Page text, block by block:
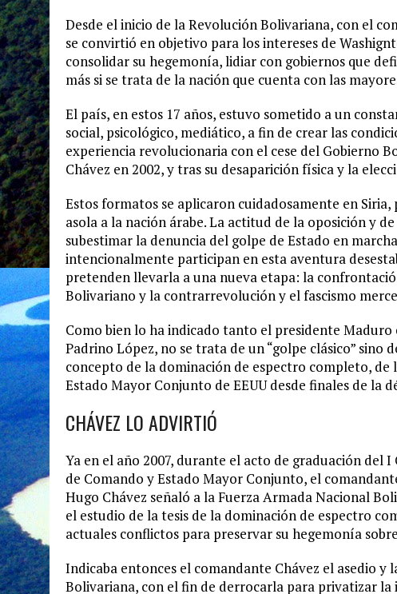
Desde el inicio de la Revolución Bolivariana, con el
se convirtió en objetivo para los intereses de
consolidar su hegemonía, lidiar con gobiernos que
más si se trata de la nación que cuenta con las
El país, en estos 17 años, estuvo sometido a un
social, psicológico, mediático, a fin de crear las
experiencia revolucionaria con el cese del Gobierno
Chávez en 2002, y tras su desaparición física y la
Estos formatos se aplicaron cuidadosamente en
asola a la nación árabe. La actitud de la oposición y
subestimar la denuncia del golpe de Estado en
intencionalmente participan en esta aventura
pretenden llevarla a una nueva etapa: la
Bolivariano y la contrarrevolución y el fascismo
Como bien lo ha indicado tanto el presidente
Padrino López, no se trata de un “golpe clásico”
concepto de la dominación de espectro completo,
Estado Mayor Conjunto de EEUU desde finales de la
CHÁVEZ LO ADVIRTIÓ
Ya en el año 2007, durante el acto de graduación del I
de Comando y Estado Mayor Conjunto, el
Hugo Chávez señaló a la Fuerza Armada Nacional
el estudio de la tesis de la dominación de espectro
actuales conflictos para preservar su hegemonía
Indicaba entonces el comandante Chávez el asedio
Bolivariana, con el fin de derrocarla para privatizar